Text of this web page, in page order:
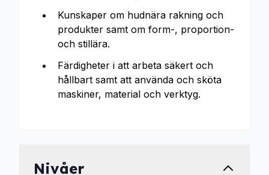
Kunskaper om hudnära rakning och
produkter samt om form-, proportion-
och stillära.
Färdigheter i att arbeta säkert och
hållbart samt att använda och sköta
maskiner, material och verktyg.
Nivåer